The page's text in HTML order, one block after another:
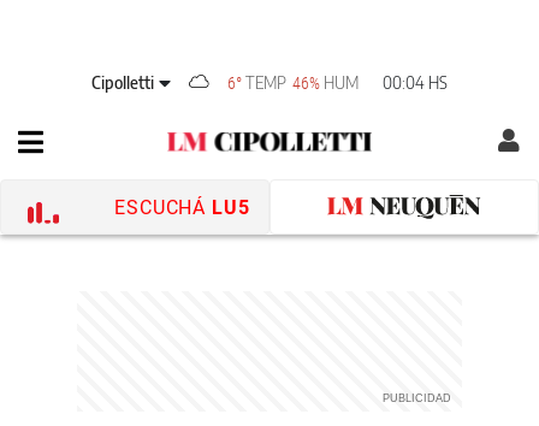
Cipolletti 6° TEMP 46% HUM 00:04 HS
ESCUCHÁ LU5